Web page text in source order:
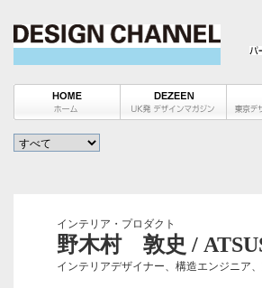
インテリア・プロダクト
野木村 敦史 /
インテリアデザイナー、構造エンジニア